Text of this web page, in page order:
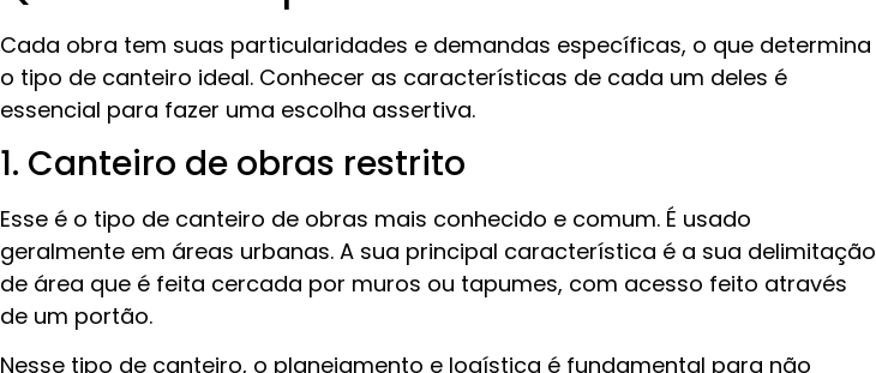
Cada obra tem suas particularidades e demandas específicas, o que determina
o tipo de canteiro ideal. Conhecer as características de cada um deles é
essencial para fazer uma escolha assertiva.
1. Canteiro de obras restrito
Esse é o tipo de canteiro de obras mais conhecido e comum. É usado
geralmente em áreas urbanas. A sua principal característica é a sua delimitação
de área que é feita cercada por muros ou tapumes, com acesso feito através
de um portão.
Nesse tipo de canteiro, o planejamento e logística é fundamental para não